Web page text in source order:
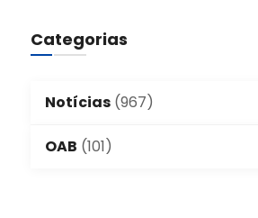
Categorias
Notícias(967)
OAB (101)